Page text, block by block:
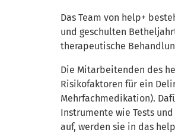
Das Team von help+
und geschulten
therapeutische
Die Mitarbeitenden des
Risikofaktoren für ein
Mehrfachmedikation).
Instrumente wie Tests
auf, werden sie in das